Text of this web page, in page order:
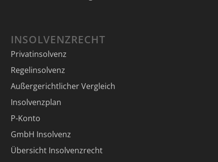
INSOLVENZRECHT
Privatinsolvenz
Regelinsolvenz
Außergerichtlicher Vergleich
Insolvenzplan
P-Konto
GmbH Insolvenz
Übersicht Insolvenzrecht